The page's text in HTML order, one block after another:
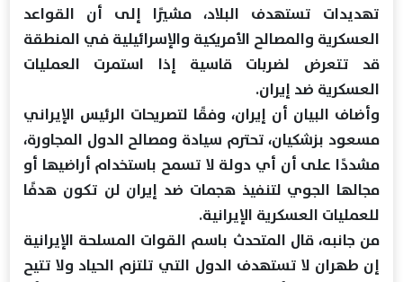
تهديدات تستهدف البلاد، مشيرًا إلى أن القواعد
العسكرية والمصالح الأمريكية والإسرائيلية في المنطقة
قد تتعرض لضربات قاسية إذا استمرت العمليات
العسكرية ضد إيران.
وأضاف البيان أن إيران، وفقًا لتصريحات الرئيس الإيراني
مسعود بزشكيان، تحترم سيادة ومصالح الدول المجاورة،
مشددًا على أن أي دولة لا تسمح باستخدام أراضيها أو
مجالها الجوي لتنفيذ هجمات ضد إيران لن تكون هدفًا
للعمليات العسكرية الإيرانية.
من جانبه، قال المتحدث باسم القوات المسلحة الإيرانية
إن طهران لا تستهدف الدول التي تلتزم الحياد ولا تتيح